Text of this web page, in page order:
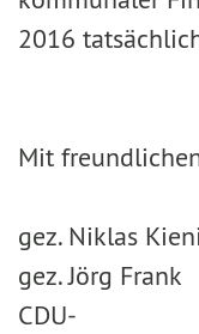
2016
Mit
gez.
gez. Jörg Frank
CDU-